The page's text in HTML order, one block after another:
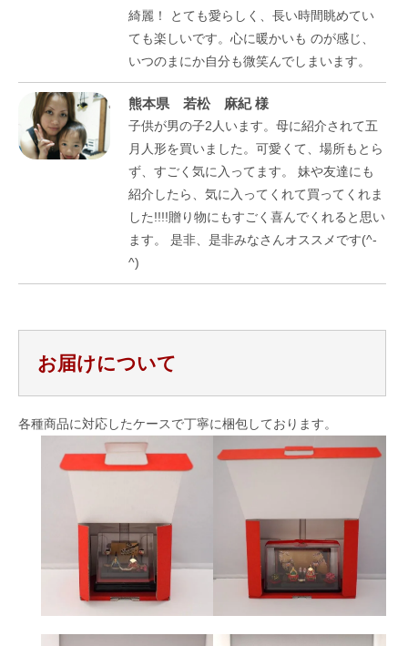
綺麗！ とても愛らしく、長い時間眺めてい
ても楽しいです。心に暖かいも のが感じ、
いつのまにか自分も微笑んでしまいます。
熊本県 若松 麻紀 様
子供が男の子2人います。母に紹介されて五
月人形を買いました。可愛くて、場所もとら
ず、すごく気に入ってます。 妹や友達にも
紹介したら、気に入ってくれて買ってくれま
した!!!!贈り物にもすごく喜んでくれると思い
ます。 是非、是非みなさんオススメです(^-
^)
お届けについて
各種商品に対応したケースで丁寧に梱包しております。